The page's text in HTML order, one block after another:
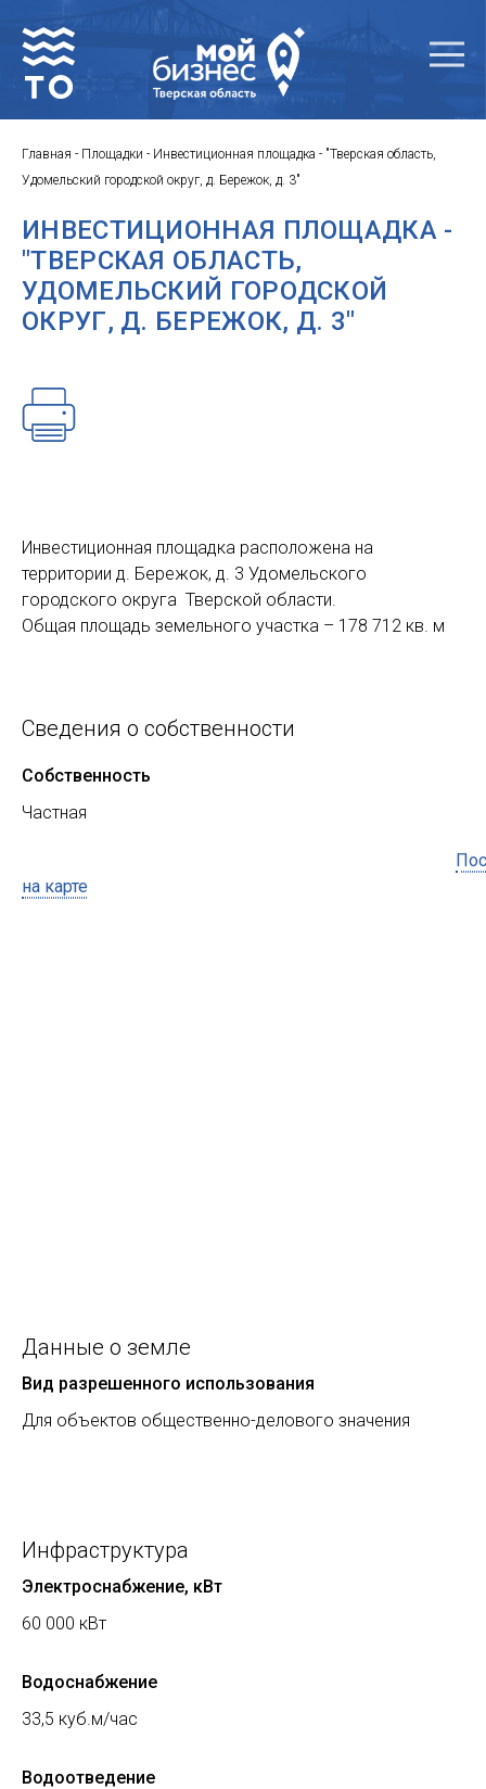
Главная - Площадки - Инвестиционная площадка - "Тверская область,
Удомельский городской округ, д. Бережок, д. 3"
ИНВЕСТИЦИОННАЯ ПЛОЩАДКА -
"ТВЕРСКАЯ ОБЛАСТЬ,
УДОМЕЛЬСКИЙ ГОРОДСКОЙ
ОКРУГ, Д. БЕРЕЖОК, Д. 3"
Инвестиционная площадка расположена на
территории д. Бережок, д. 3 Удомельского
городского округа Тверской области.
Общая площадь земельного участка – 178 712 кв. м
Сведения о собственности
Собственность
Частная
на карте
Данные о земле
Вид разрешенного использования
Для объектов общественно-делового значения
Инфраструктура
Электроснабжение, кВт
60 000 кВт
Водоснабжение
33,5 куб.м/час
Водоотведение